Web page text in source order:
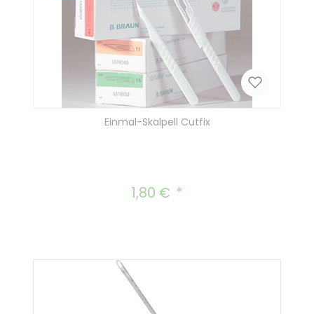
Einmal-Skalpell Cutfix
Regulärer Preis:
1,80 €